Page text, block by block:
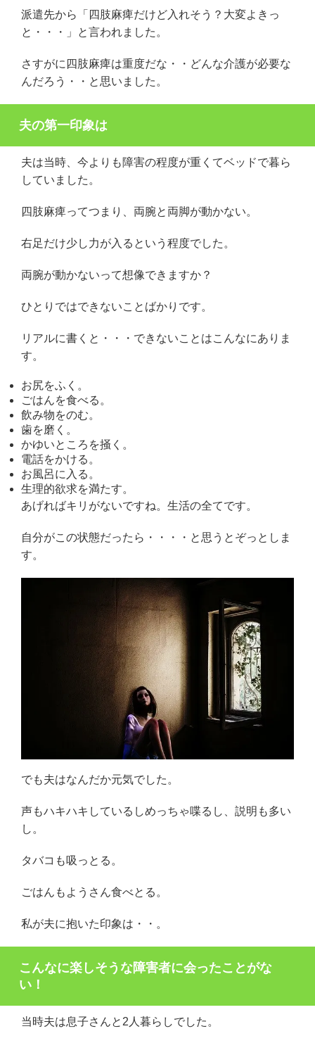
派遣先から「四肢麻痺だけど入れそう？大変よきっ
と・・・」と言われました。
さすがに四肢麻痺は重度だな・・どんな介護が必要な
んだろう・・と思いました。
夫の第一印象は
夫は当時、今よりも障害の程度が重くてベッドで暮ら
していました。
四肢麻痺ってつまり、両腕と両脚が動かない。
右足だけ少し力が入るという程度でした。
両腕が動かないって想像できますか？
ひとりではできないことばかりです。
リアルに書くと・・・できないことはこんなにありま
す。
お尻をふく。
ごはんを食べる。
飲み物をのむ。
歯を磨く。
かゆいところを掻く。
電話をかける。
お風呂に入る。
生理的欲求を満たす。
あげればキリがないですね。生活の全てです。
自分がこの状態だったら・・・・と思うとぞっとしま
す。
でも夫はなんだか元気でした。
声もハキハキしているしめっちゃ喋るし、説明も多い
し。
タバコも吸っとる。
ごはんもようさん食べとる。
私が夫に抱いた印象は・・。
こんなに楽しそうな障害者に会ったことがな
い！
当時夫は息子さんと2人暮らしでした。